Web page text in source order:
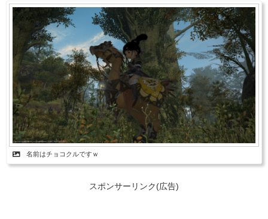
名前はチョコクルですｗ
スポンサーリンク(広告)